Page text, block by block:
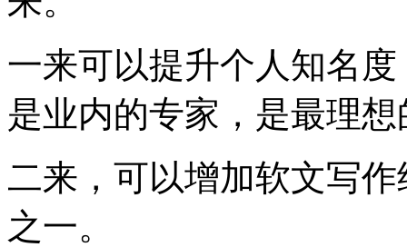
一来可以提升个人知名
是业内的专家，是最理想
二来，可以增加软文写
之一。